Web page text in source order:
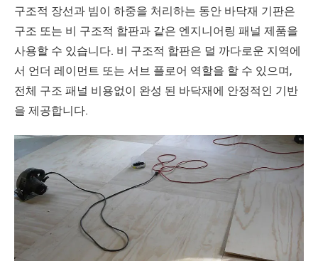
구조적 장선과 빔이 하중을 처리하는 동안 바닥재 기판은
구조 또는 비 구조적 합판과 같은 엔지니어링 패널 제품을
사용할 수 있습니다. 비 구조적 합판은 덜 까다로운 지역에
서 언더 레이먼트 또는 서브 플로어 역할을 할 수 있으며,
전체 구조 패널 비용없이 완성 된 바닥재에 안정적인 기반
을 제공합니다.